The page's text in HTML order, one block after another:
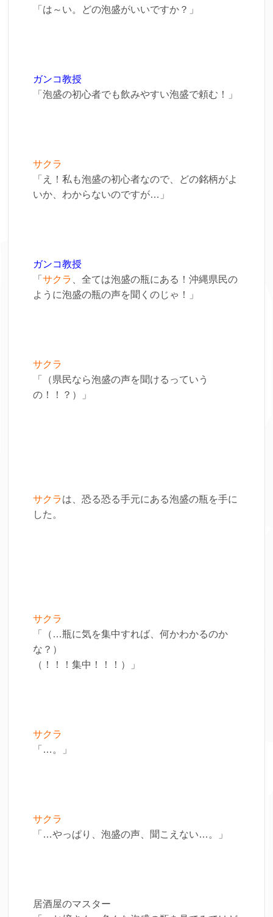
「は～い。どの泡盛がいいですか？」
ガンコ教授
「泡盛の初心者でも飲みやすい泡盛で頼む！」
サクラ
「え！私も泡盛の初心者なので、どの銘柄がよ
いか、わからないのですが…」
ガンコ教授
「サクラ
、全ては泡盛の瓶にある！沖縄県民の
ように泡盛の瓶の声を聞くのじゃ！」
サクラ
「（県民なら泡盛の声を聞けるっていう
の！！？）」
サクラは、恐る恐る手元にある泡盛の瓶を手に
した。
サクラ
「（…瓶に気を集中すれば、何かわかるのか
な？）
（！！！集中！！！）」
サクラ
「…。」
サクラ
「…やっぱり、泡盛の声、聞こえない…。」
居酒屋のマスター